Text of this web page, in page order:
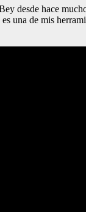
desde hace
una de mis